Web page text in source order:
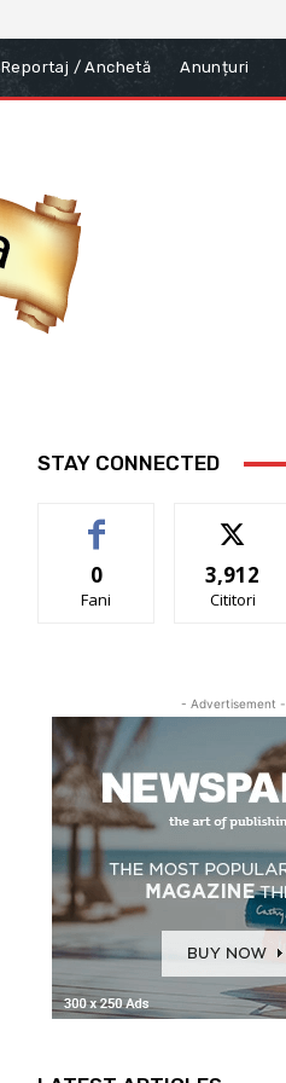
Reportaj / Anchetă Anunțuri
STAY CONNECTED
0
Fani
3,912
Cititori
- Advertisement -